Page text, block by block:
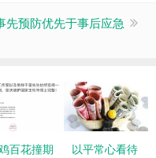
先预防优先于事后应急
百花撞期
以平常心看待